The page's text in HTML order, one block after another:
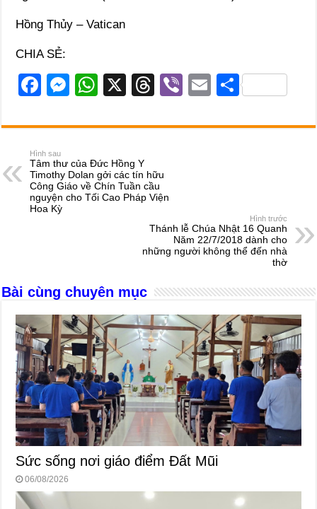
Hồng Thủy – Vatican
CHIA SẺ:
F
c
e
b
o
o
M
ss
n
g
W
at
A
p
X
T
e
d
s
Vi
er
E
ail
S
ar
Hình sau
Tâm thư của Đức Hồng Y
Timothy Dolan gởi các tín hữu
Công Giáo về Chín Tuần cầu
nguyện cho Tối Cao Pháp Viện
Hoa Kỳ
Hình trước
Thánh lễ Chúa Nhật 16 Quanh
Năm 22/7/2018 dành cho
những người không thể đến nhà
thờ
Bài cùng chuyên mục
Sức sống nơi giáo điểm Đất Mũi
06/08/2026